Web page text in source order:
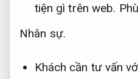
tiện gì trên web.
Nhân sự.
Khách cần tư vấn